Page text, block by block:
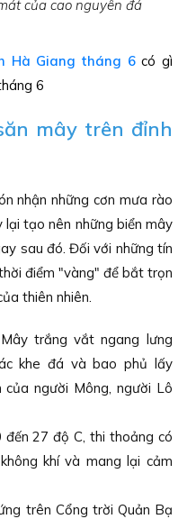
của cao nguyên đá
Hà Giang tháng 6có gì
6
mây trên đỉnh
nhận những cơn mưa rào
lại tạo nên những biển mây
sau đó. Đối với những tín
điểm "vàng" để bắt trọn
thiên nhiên.
Mây trắng vắt ngang lưng
khe đá và bao phủ lấy
của người Mông, người Lô
27 độ C, thi thoảng có
khí và mang lại cảm
trên Cổng trời Quản Bạ